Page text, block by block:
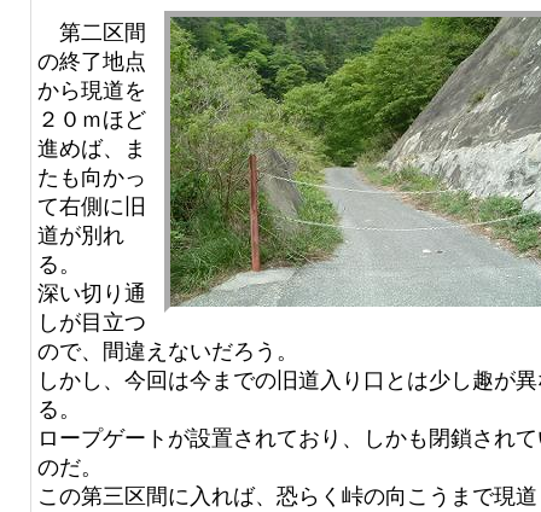
第二区間
の終了地点
から現道を
２０ｍほど
進めば、ま
たも向かっ
て右側に旧
道が別れ
る。
深い切り通
しが目立つ
ので、間違えないだろう。
しかし、今回は今までの旧道入り口とは少し趣が
る。
ロープゲートが設置されており、しかも閉鎖され
のだ。
この第三区間に入れば、恐らく峠の向こうまで現